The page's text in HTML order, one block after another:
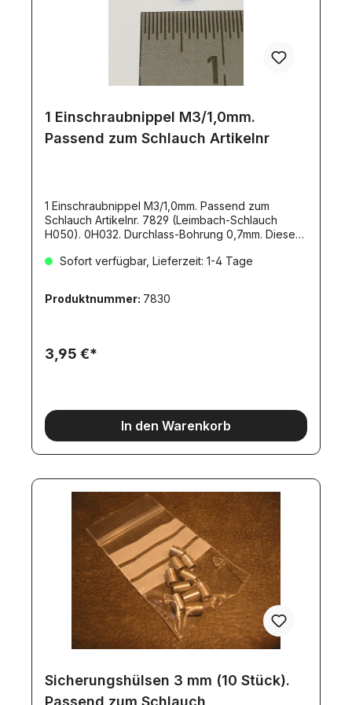
Anschlussgewinde versehen. Durch die beiden
zur Verfügung stehenden Hülsenschrauben (kurz
und lang) können auch Doppelanschlüsse
realisiert werden.Die einfache Montage wird über
speziell für die Montage entwickelte Werkzeuge
die einem Ring/Gabelschlüssel ähneln, möglich.
Hantieren mit Zangen, Schleifpapier etc.
komplett!Passender Schlauch: Artikel
11971.Passender Überwurf-Schlüssel: Artikel
1 Einschraubnippel M3/1,0mm.
Passend zum Schlauch Artikelnr
1 Einschraubnippel M3/1,0mm. Passend zum
Schlauch Artikelnr. 7829 (Leimbach-Schlauch
H050). 0H032. Durchlass-Bohrung 0,7mm. Dieser
Sofort verfügbar, Lieferzeit: 1-4 Tage
Produktnummer: 7830
3,95 €*
In den Warenkorb
Sicherungshülsen 3 mm (10 Stück).